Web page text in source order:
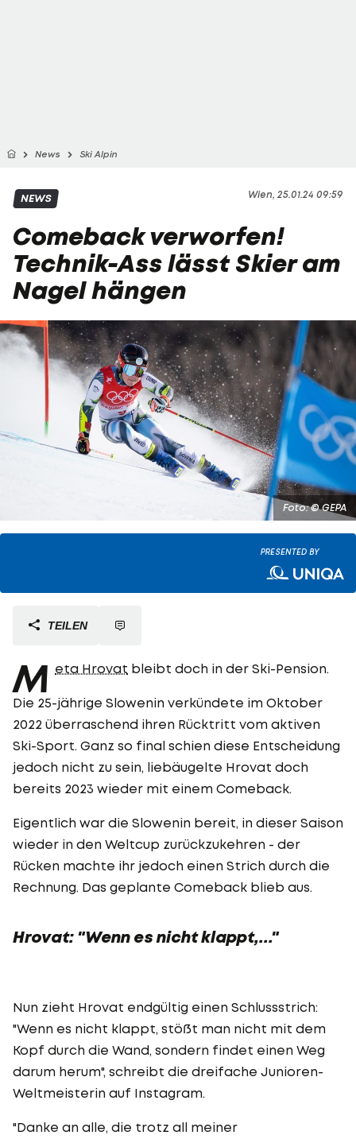
News Ski Alpin
Wien, 25.01.24 09:59
NEWS
Comeback verworfen!
Technik-Ass lässt Skier am
Nagel hängen
Foto: © GEPA
PRESENTED BY
TEILEN
M eta Hrovat bleibt doch in der Ski-Pension.
Die 25-jährige Slowenin verkündete im Oktober
2022 überraschend ihren Rücktritt vom aktiven
Ski-Sport. Ganz so final schien diese Entscheidung
jedoch nicht zu sein, liebäugelte Hrovat doch
bereits 2023 wieder mit einem Comeback.
Eigentlich war die Slowenin bereit, in dieser Saison
wieder in den Weltcup zurückzukehren - der
Rücken machte ihr jedoch einen Strich durch die
Rechnung. Das geplante Comeback blieb aus.
Hrovat: "Wenn es nicht klappt,..."
Nun zieht Hrovat endgültig einen Schlussstrich:
"Wenn es nicht klappt, stößt man nicht mit dem
Kopf durch die Wand, sondern findet einen Weg
darum herum", schreibt die dreifache Junioren-
Weltmeisterin auf Instagram.
"Danke an alle, die trotz all meiner